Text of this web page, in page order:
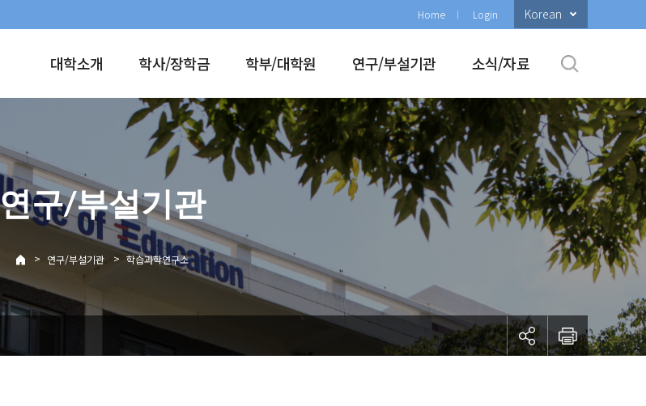
Home Login Korean
대학소개 학사/장학금 학부/대학원 연구/부설기관 소식/자료
구/부설기관
> 연구/부설기관 > 학습과학연구소